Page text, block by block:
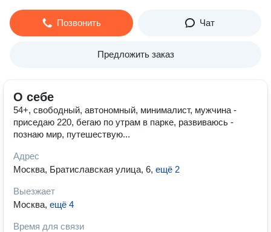
Позвонить Чат
Предложить заказ
О себе
54+, свободный, автономный, минималист, мужчина -
приседаю 220, бегаю по утрам в парке, развиваюсь -
познаю мир, путешествую...
Адрес
Москва, Братиславская улица, 6, ещё 2
Выезжает
Москва, ещё 4
Время для связи